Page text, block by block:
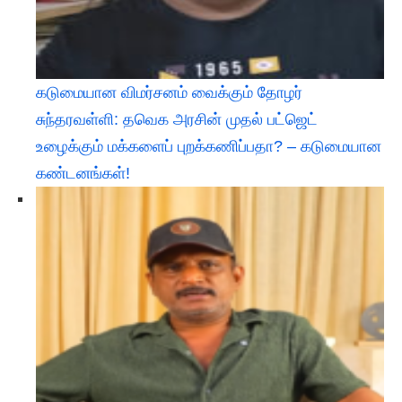
கடுமையான விமர்சனம் வைக்கும் தோழர்
சுந்தரவள்ளி: தவெக அரசின் முதல் பட்ஜெட்
உழைக்கும் மக்களைப் புறக்கணிப்பதா? – கடுமையான
கண்டனங்கள்!